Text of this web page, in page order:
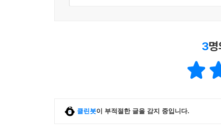
3
클린봇이 부적절한 글을 감지 중입니다.